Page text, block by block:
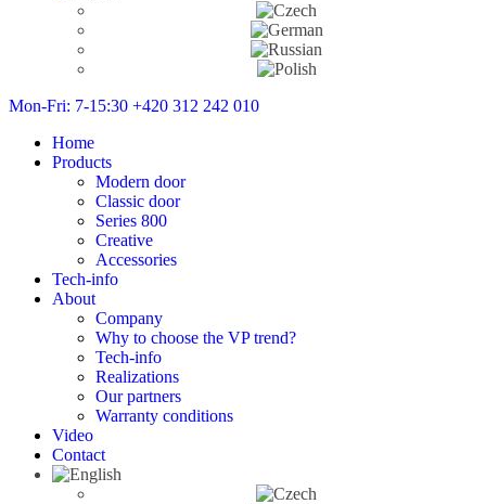
Mon-Fri: 7-15:30 +420 312 242 010
Home
Products
Modern door
Classic door
Series 800
Creative
Accessories
Tech-info
About
Company
Why to choose the VP trend?
Tech-info
Realizations
Our partners
Warranty conditions
Video
Contact